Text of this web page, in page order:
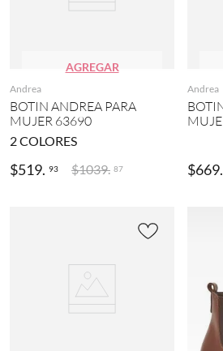
AGREGAR
Andrea
BOTIN ANDREA PARA
MUJER 63690
2COLORES
$519. 93 $1039. 87
Andrea
$669.